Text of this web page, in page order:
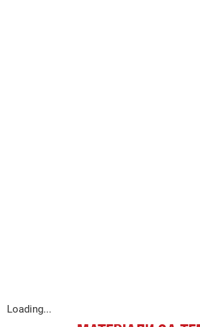
Loading...